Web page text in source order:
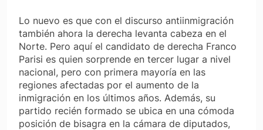
Lo nuevo es que con el discurso antiinmigración
también ahora la derecha levanta cabeza en el
Norte. Pero aquí el candidato de derecha Franco
Parisi es quien sorprende en tercer lugar a nivel
nacional, pero con primera mayoría en las
regiones afectadas por el aumento de la
inmigración en los últimos años. Además, su
partido recién formado se ubica en una cómoda
posición de bisagra en la cámara de diputados,